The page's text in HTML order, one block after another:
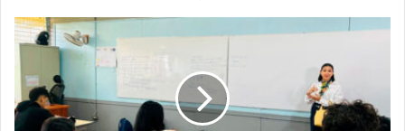
Defensoría
alerta
crisis
en
infraestructura